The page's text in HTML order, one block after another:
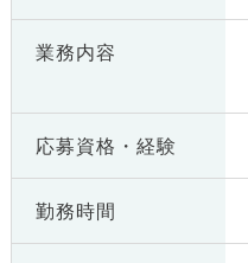
業務内容
応募資格・ 経験
勤務時間